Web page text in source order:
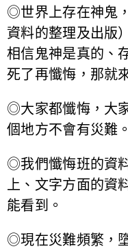
◎世界上存在神鬼
資料的整理及出版
相信鬼神是真的、
死了再懺悔，那就
◎大家都懺悔，大
個地方不會有災難。
◎我們懺悔班的資
上、文字方面的資
能看到。
◎現在災難頻繁，